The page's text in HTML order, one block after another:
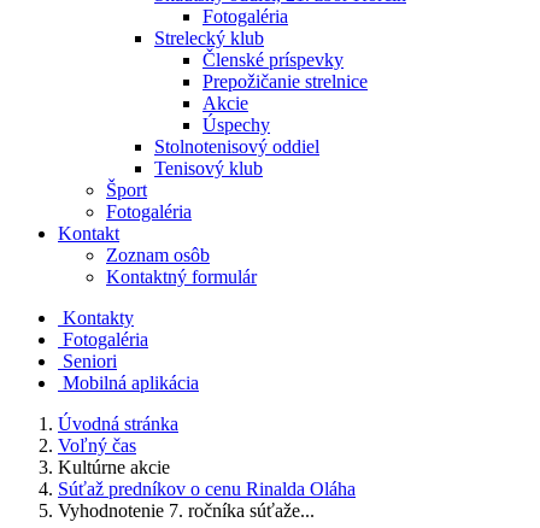
Fotogaléria
Strelecký klub
Členské príspevky
Prepožičanie strelnice
Akcie
Úspechy
Stolnotenisový oddiel
Tenisový klub
Šport
Fotogaléria
Kontakt
Zoznam osôb
Kontaktný formulár
Kontakty
Fotogaléria
Seniori
Mobilná aplikácia
Úvodná stránka
Voľný čas
Kultúrne akcie
Súťaž predníkov o cenu Rinalda Oláha
Vyhodnotenie 7. ročníka súťaže...